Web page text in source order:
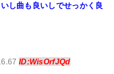
し曲も良いしでせっかく良
ID:WisOrfJQd